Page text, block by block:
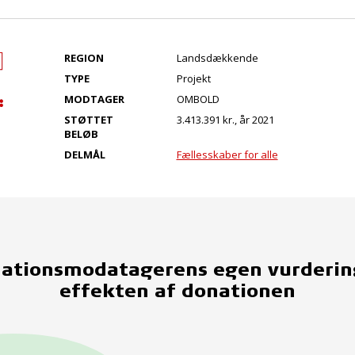
REGION
Landsdækkende
TYPE
Projekt
MODTAGER
OMBOLD
STØTTET
BELØB
3.413.391 kr., år 2021
DELMÅL Fællesskaber for alle
egen
effekten af donationen